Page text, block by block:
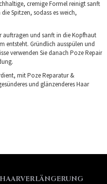
cremige Formel reinigt sanft
Spitzen, sodass es weich,
auftragen und sanft in die Kopfhaut
entsteht. Gründlich ausspülen und
verwenden Sie danach Poze Repair
mit Poze Reparatur &
und glänzenderes Haar